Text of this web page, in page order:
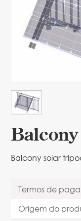
Balcony solar
Termos de
Origem do